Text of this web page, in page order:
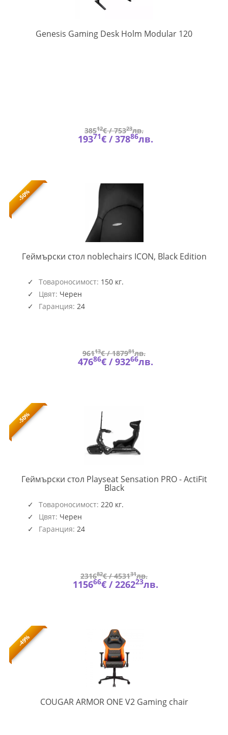
Genesis Gaming Desk Holm Modular 120NDS-
38512€ /75323лв.
19371€ /37886лв.
-50%
Геймърски стол noblechairs ICON, Black Edition
Товароносимост: 150 кг.
Цвят: Черен
Гаранция: 24
96113€ /187981лв.
47686€ /93266лв.
-50%
Геймърски стол Playseat Sensation PRO - ActiFit
BlackPLAYSEAT-
Товароносимост: 220 кг.
Цвят: Черен
Гаранция: 24
231682€ /453131лв.
115666€ /226223лв.
-49%
COUGAR ARMOR ONE V2 Gaming chairCGR-